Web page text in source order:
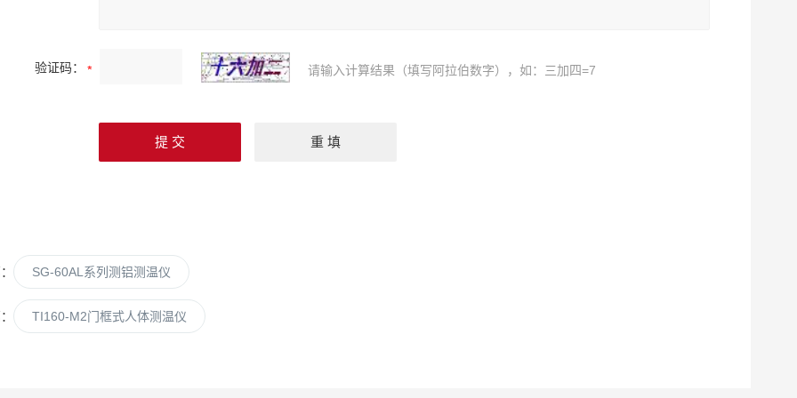
验证码： 请输入计算结果（填写阿拉伯数字），如：三加四=7
SG-60AL系列测铝测温仪
TI160-M2门框式人体测温仪